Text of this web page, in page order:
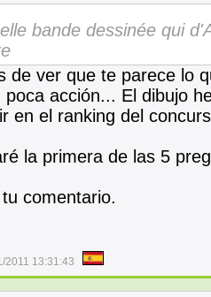
bande dessinée qui
de ver que te parece lo
acción... El dibujo
en el ranking del
la primera de las 5
comentario.
2011 13:31:43